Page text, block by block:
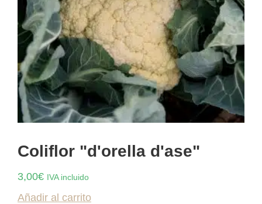
Coliflor "d'orella d'ase"
3,00€ IVA incluido
Añadir al carrito